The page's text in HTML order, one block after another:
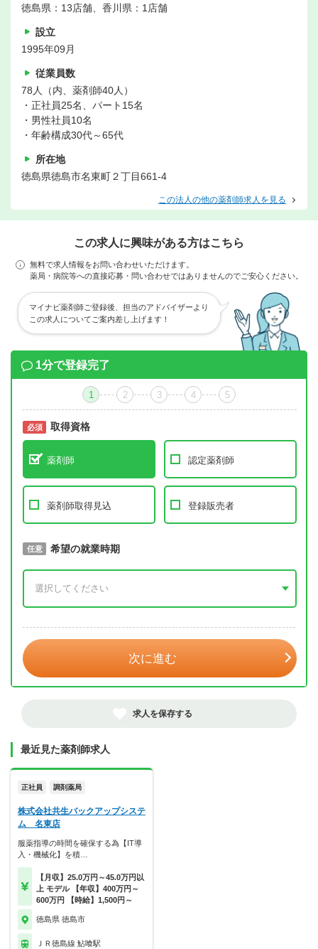
徳島県：13店舗、香川県：1店舗
設立
1995年09月
従業員数
78人（内、薬剤師40人）
・正社員25名、パート15名
・男性社員10名
・年齢構成30代～65代
所在地
徳島県徳島市名東町２丁目661-4
この法人の他の薬剤師求人を見る
この求人に興味がある方はこちら
無料で求人情報をお問い合わせいただけます。
薬局・病院等への直接応募・問い合わせではありませんのでご安心ください。
マイナビ薬剤師ご登録後、担当のアドバイザーより
この求人についてご案内差し上げます！
1分で登録完了
1 2 3 4 5
必須 取得資格
薬剤師 認定薬剤師
薬剤師取得見込 登録販売者
必須 取得予定年
任意 希望の就業時期
次に進む
求人を保存する
最近見た薬剤師求人
正社員 調剤薬局
株式会社共生バックアップシステ
ム 名東店
服薬指導の時間を確保する為【IT導
入・機械化】を積…
【月収】25.0万円～45.0万円以
上 モデル 【年収】400万円～
600万円 【時給】1,500円～
徳島県 徳島市
ＪＲ徳島線 鮎喰駅